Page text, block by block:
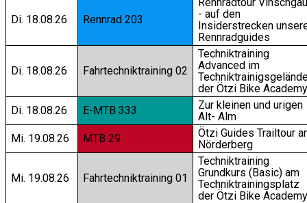
Di. 18.08.26 Rennrad 203
- auf den
Insiderstrecken
Rennradguides
Di. 18.08.26 Fahrtechniktraining 02
Techniktraining
Advanced im
der Ötzi Bike Academy
Di. 18.08.26
E-MTB 333
Zur kleinen und urigen
Alt- Alm
Mi. 19.08.26
MTB 29
Ötzi Guides Trailtour
Nörderberg
Mi. 19.08.26 Fahrtechniktraining 01
Techniktraining
Grundkurs (Basic) am
Techniktrainingsplatz
der Ötzi Bike Academy